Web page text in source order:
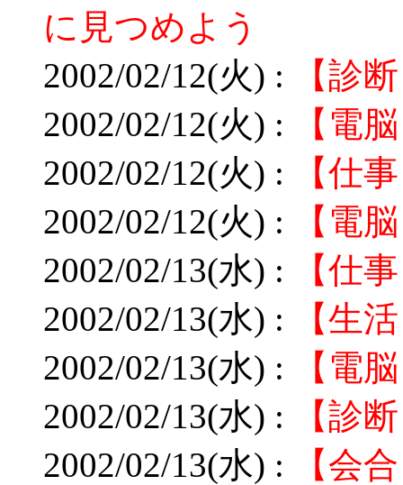
に見つめよう
2002/02/12(火) :
【診
2002/02/12(火) :
【電
2002/02/12(火) :
【仕
2002/02/12(火) :
【電
2002/02/13(水) :
【仕
2002/02/13(水) :
【生
2002/02/13(水) :
【電
2002/02/13(水) :
【診
2002/02/13(水) :
【会